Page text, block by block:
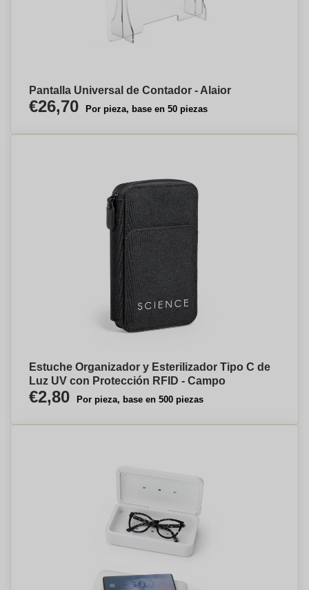
Pantalla Universal de Contador - Alaior
€26,70 Por pieza, base en 50 piezas
Estuche Organizador y Esterilizador Tipo C de
Luz UV con Protección RFID - Campo
€2,80 Por pieza, base en 500 piezas